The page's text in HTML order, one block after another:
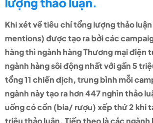
Khi xét về tiêu chí tổng lượng thảo
mentions) được tạo ra bởi các
hàng thì ngành hàng Thương mại điện
ngành hàng sôi động nhất với gần 5
tổng 11 chiến dịch, trung bình mỗi
ngành này tạo ra hơn 447 nghìn thảo
uống có cồn (bia/ rượu) xếp thứ 2 khi